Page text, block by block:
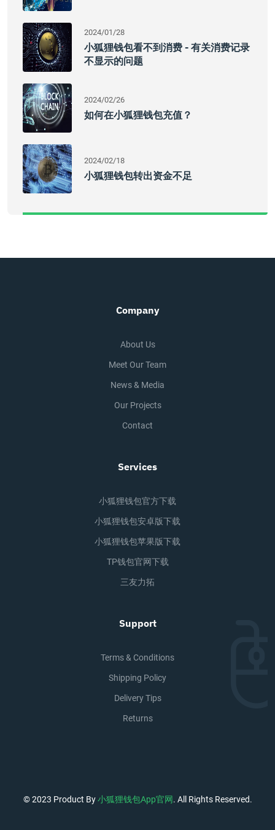
2024/01/28
小狐狸钱包看不到消费 - 有关消费记录
不显示的问题
2024/02/26
如何在小狐狸钱包充值？
2024/02/18
小狐狸钱包转出资金不足
Company
About Us
Meet Our Team
News & Media
Our Projects
Contact
Services
小狐狸钱包官方下载
小狐狸钱包安卓版下载
小狐狸钱包苹果版下载
TP钱包官网下载
三友力拓
Support
Terms & Conditions
Shipping Policy
Delivery Tips
Returns
© 2023 Product By小狐狸钱包app官网. All Rights Reserved.